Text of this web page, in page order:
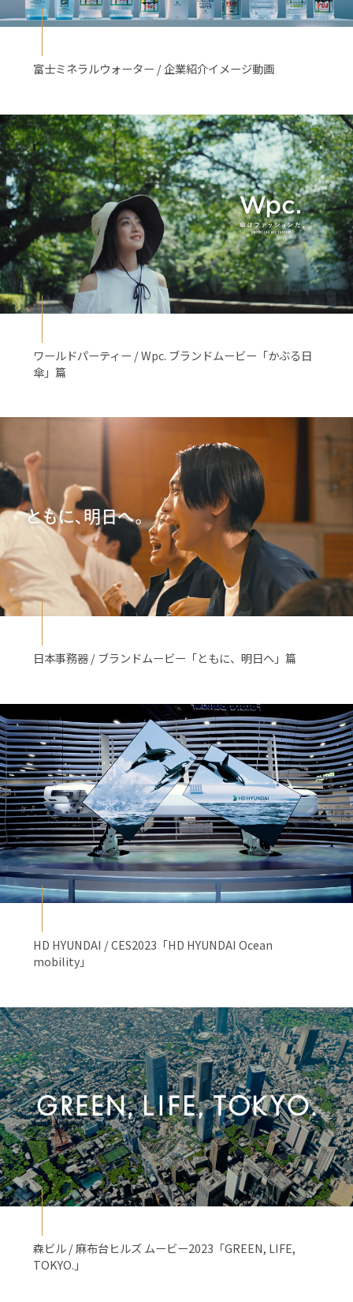
富士ミネラルウォーター / 企業紹介イメージ動画
ワールドパーティー / Wpc. ブランドムービー「かぶる日
傘」篇
日本事務器 / ブランドムービー「ともに、明日へ」篇
HD HYUNDAI / CES2023「HD HYUNDAI Ocean
mobility」
森ビル / 麻布台ヒルズ ムービー2023「GREEN, LIFE,
TOKYO.」